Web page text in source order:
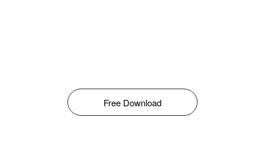
Free Download